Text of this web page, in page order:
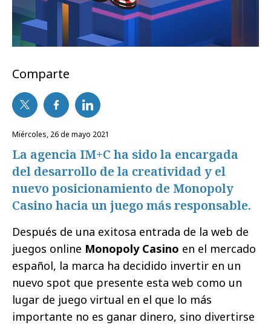
Comparte
miércoles, 26 de mayo 2021
La agencia IM+C ha sido la encargada
del desarrollo de la creatividad y el
nuevo posicionamiento de Monopoly
Casino hacia un juego más responsable.
Después de una exitosa entrada de la web de
juegos online Monopoly Casino en el mercado
español, la marca ha decidido invertir en un
nuevo spot que presente esta web como un
lugar de juego virtual en el que lo más
importante no es ganar dinero, sino divertirse